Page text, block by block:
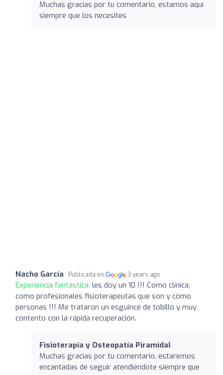
Muchas gracias por tu comentario, estamos aquí
siempre que los necesites
Nacho García Publicada en 3 years ago
Experiencia fantástica: les doy un 10 !!! Como clínica,
como profesionales fisioterapeutas que son y cómo
personas !!! Me trataron un esguince de tobillo y muy
contento con la rápida recuperación.
Fisioterapia y Osteopatía Piramidal
Muchas gracias por tu comentario, estaremos
encantadas de seguir atendiéndote siempre que